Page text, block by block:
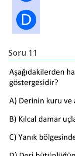
D
Soru 11